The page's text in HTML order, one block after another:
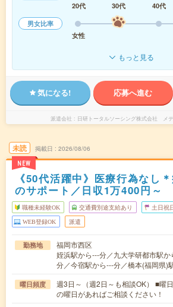
20代
30代 40代
男女比率
女性
もっと見る
気になる! 応募へ進む
派遣会社 日研トータルソーシング株式会社 メ
未読
NEW
掲載日 2026/08/06
《50代活躍中》医療行為なし
のサポート／日収1万400円～
職種未経験OK 交通費別途支給あり 土日祝
WEB登録OK 派遣
勤務地
福岡市西区
姪浜駅から---分／九大学研都市駅
分／今宿駅から---分／橋本(福岡県)
曜日頻度
週3日～（週2日～も相談OK） ■曜
の曜日があればご相談ください！